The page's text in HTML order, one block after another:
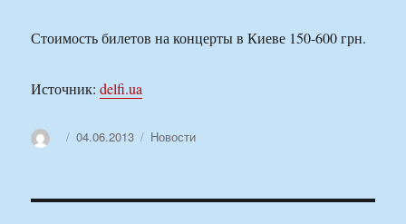
Стоимость билетов на концерты в Киеве 150-600 грн.
Источник:delfi.ua
АвторОпубликовано
04.06.2013 Рубрики
Новости